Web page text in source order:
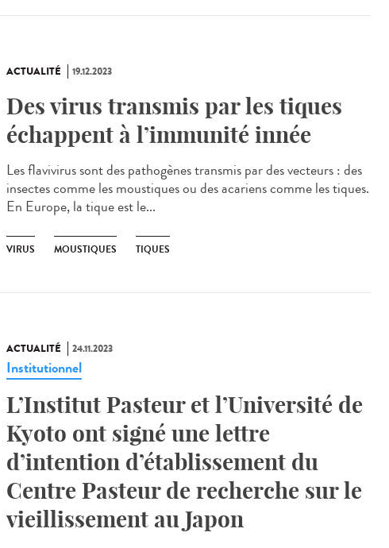
ACTUALITÉ 19.12.2023
Des virus transmis par les tiques
échappent à l’immunité innée
Les flavivirus sont des pathogènes transmis par des vecteurs : des
insectes comme les moustiques ou des acariens comme les tiques.
En Europe, la tique est le...
VIRUS MOUSTIQUES TIQUES
ACTUALITÉ 24.11.2023
Institutionnel
L’Institut Pasteur et l’Université de
Kyoto ont signé une lettre
d’intention d’établissement du
Centre Pasteur de recherche sur le
vieillissement au Japon